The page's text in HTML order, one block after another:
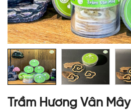
Trầm Hương Vân Mây